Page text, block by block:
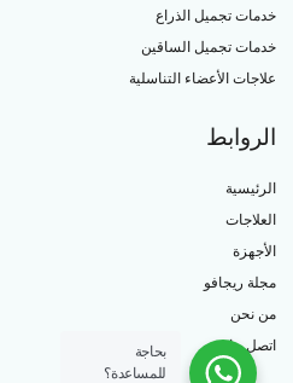
خدمات تجميل الذراع
خدمات تجميل الساقين
علاجات الأعضاء التناسلية
الروابط
الرئيسية
العلاجات
الأجهزة
مجلة ريجافو
من نحن
اتصل بنا
بحاجة
للمساعدة؟